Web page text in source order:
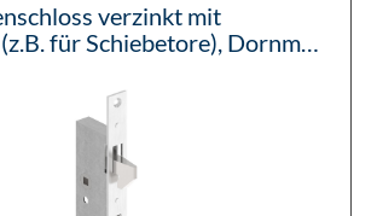
verzinkt mit
für Schiebetore), Dornmaß